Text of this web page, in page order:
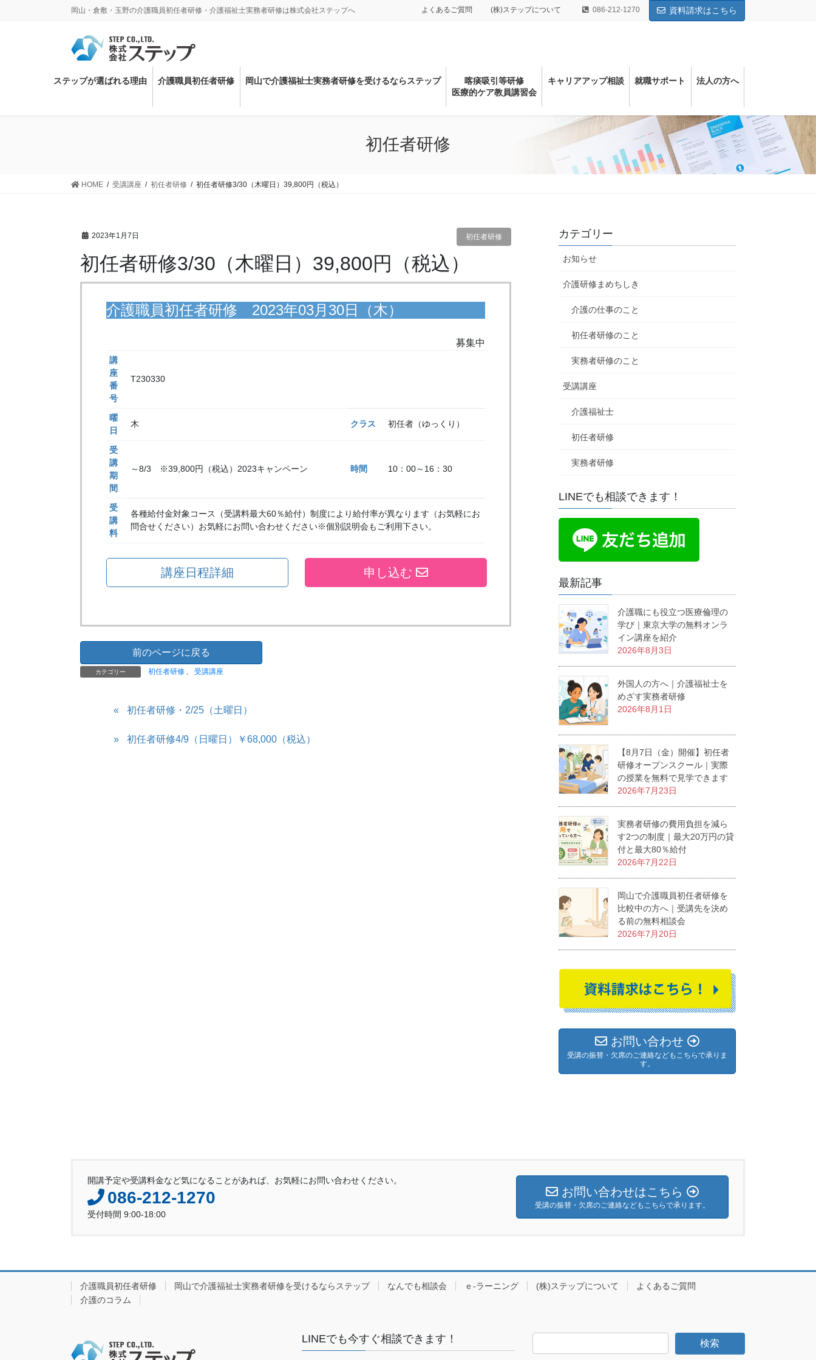
岡山・倉敷・玉野の介護職員初任者研修・介護福祉士実務者研修は株式会社ステップへ よくあるご質問 (株)ステップについて 086-212-1270 資料請求はこちら
ステップが選ばれる理由 介護職員初任者研修 岡山で介護福祉士実務者研修を受けるならステップ
喀痰吸引等研修
医療的ケア教員講習会
キャリアアップ相談 就職サポート 法⼈の⽅へ
初任者研修
HOME 受講講座 初任者研修 初任者研修3/30（木曜日）39,800円（税込）
2023年1月7日 初任者研修
初任者研修3/30（木曜日）39,800円（税込）
介護職員初任者研修 2023年03月30日（木）
募集中
講
座
番
号
T230330
曜
日
木 クラス 初任者（ゆっくり）
受
講
期
間
～8/3 ※39,800円（税込）2023キャンペーン 時間 10：00～16：30
受
講
料
各種給付金対象コース（受講料最大60％給付）制度により給付率が異なります（お気軽にお
問合せください）お気軽にお問い合わせください※個別説明会もご利用下さい。
講座日程詳細 申し込む
前のページに戻る
カテゴリー 初任者研修 、 受講講座
初任者研修・2/25（土曜日）
初任者研修4/9（日曜日）￥68,000（税込）
カテゴリー
お知らせ
介護研修まめちしき
介護の仕事のこと
初任者研修のこと
実務者研修のこと
受講講座
介護福祉士
初任者研修
実務者研修
LINEでも相談できます！
最新記事
介護職にも役立つ医療倫理の
学び｜東京大学の無料オンラ
イン講座を紹介
2026年8月3日
外国人の方へ｜介護福祉士を
めざす実務者研修
2026年8月1日
【8月7日（金）開催】初任者
研修オープンスクール｜実際
の授業を無料で見学できます
2026年7月23日
実務者研修の費用負担を減ら
す2つの制度｜最大20万円の貸
付と最大80％給付
2026年7月22日
岡山で介護職員初任者研修を
比較中の方へ｜受講先を決め
る前の無料相談会
2026年7月20日
お問い合わせ
受講の振替・欠席のご連絡などもこちらで承りま
す。
開講予定や受講料金など気になることがあれば、お気軽にお問い合わせください。
086-212-1270
受付時間 9:00-18:00
お問い合わせはこちら
受講の振替・欠席のご連絡などもこちらで承ります。
介護職員初任者研修 岡山で介護福祉士実務者研修を受けるならステップ なんでも相談会 ｅ-ラーニング (株)ステップについて
よくあるご質問
介護のコラム
LINEでも今すぐ相談できます！